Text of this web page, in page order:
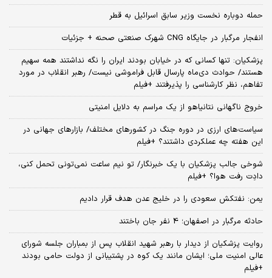
حمله دوباره نخست وزیر سابق اسرائیل به قطر
انفجار مرگبار در جایگاه CNG شهرک صنعتی صحنه + جزئیات
پزشکیان: تنها کسانی که در خیابان بودند ایران را نگه نداشتند همه سهیم
هستند/ حوادث دی‌ماه پارسال قابل فراموشی نیست/ رهبر انقلاب در مورد
تفاهم، نظر کارشناسی را پذیرفتند +فیلم
خروج ناگهانی نتانیاهو از یک مراسم به دلایل امنیتی
سیاست‌های ارزی در دوره جنگ در کشورهای مختلف/ بازارهای جهانی در
این هفته چه عملکردی داشتند؟ +فیلم
شوخی جالب پزشکیان با یک خبرنگار/ تو نیم ساعت نمی‌تونی تحمل کنی،
دادِت رفت هوا؟ +فیلم
یمن: نفتکش سعودی را در خلیج عدن هدف قرار دادیم
حادثه مرگبار در اصفهان؛ 4 نفر جان باختند
روایت پزشکیان از دیدار با رهبر شهید انقلاب پس از بمباران جلسه شورای
عالی امنیت ملی؛ ایشان مانند یک کوه در پشتیبانی از دولت حامی بودند
+فیلم